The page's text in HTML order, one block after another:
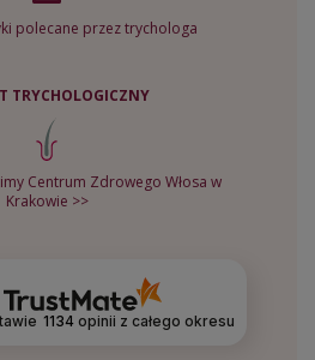
polecane przez trychologa
TRYCHOLOGICZNY
Centrum Zdrowego Włosa w
Krakowie >>
1134opinii z całego okresu